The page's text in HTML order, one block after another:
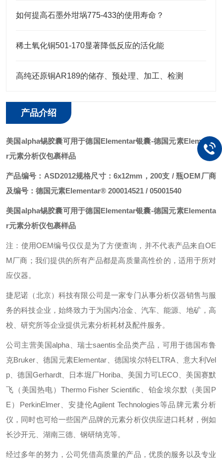
如何提高石墨外坩埚775-433的使用寿命？
稀土氧化铜501-170显著降低反应的活化能
高纯还原铜AR189的储存、预处理、加工、检测
产品介绍
美国alpha锡胶囊可用于德国Elementar银囊-德国元素Elementa
r元素分析仪包裹样品
产品编号：ASD2012规格尺寸：6x12mm，200支 / 瓶OEM厂商
及编号：德国元素Elementar® 200014521 / 05001540
美国alpha锡胶囊可用于德国Elementar银囊-德国元素Elementa
r元素分析仪包裹样品
注：使用OEM编号仅仅是为了方便查询，并不代表产品来自OE
M厂商；我们提供的所有产品都是高质量高性价的，适用于所对
应仪器。
捷尼诺（北京）科技有限公司是一家专门从事分析仪器销售与服
务的科技企业，始终致力于为国内冶金、汽车、能源、地矿，高
校、研究所等企业提供元素分析耗材及配件服务。
公司主营美国alpha、瑞士saentis全品类产品，可用于德国布鲁
克Bruker、德国元素Elementar、德国埃尔特ELTRA、意大利Vel
p、德国Gerhardt、日本堀厂Horiba、美国力可LECO、美国赛默
飞（美国热电）Thermo Fisher Scientific、铂金埃尔默（美国P
E）PerkinElmer、安捷伦Agilent Technologies等品牌元素分析
仪，同时也可给一些国产品牌的元素分析仪供应进口耗材，例如
长沙开元、湖南三德、钢研纳克等。
经过多年的努力，公司凭借高质量的产品，优质的服务以及专业